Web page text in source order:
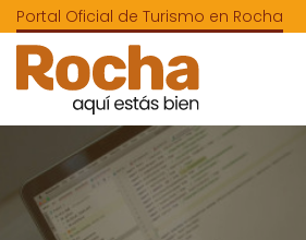
Portal Oficial de Turismo en Rocha